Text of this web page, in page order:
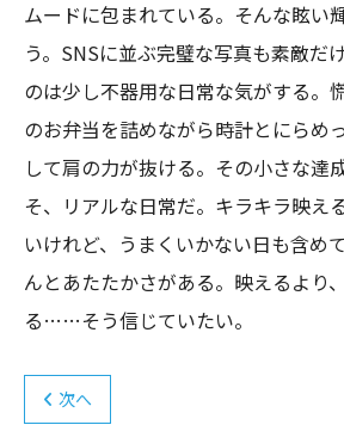
ムードに包まれている。そんな眩い
う。SNSに並ぶ完璧な写真も素敵だ
のは少し不器用な日常な気がする。
のお弁当を詰めながら時計とにらめ
して肩の力が抜ける。その小さな達
そ、リアルな日常だ。キラキラ映え
いけれど、うまくいかない日も含め
んとあたたかさがある。映えるより
る……そう信じていたい。
次へ